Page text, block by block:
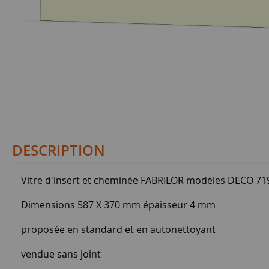
DESCRIPTION
Vitre d'insert et cheminée FABRILOR modèles DECO
Dimensions 587 X 370 mm épaisseur 4 mm
proposée en standard et en autonettoyant
vendue sans joint